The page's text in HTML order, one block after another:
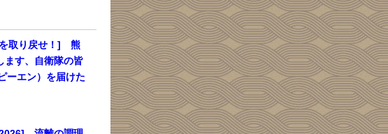
取り戻せ！] 熊
す、自衛隊の皆
ーエン）を届けた